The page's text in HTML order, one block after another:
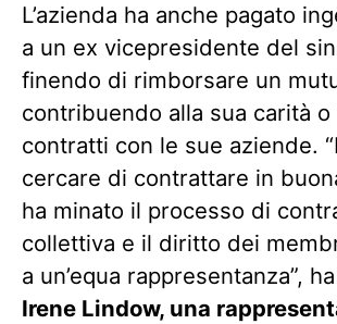
L’azienda ha anche pagato
a un ex vicepresidente del
finendo di rimborsare un
contribuendo alla sua carità
contratti con le sue aziende.
cercare di contrattare in
ha minato il processo di
collettiva e il diritto dei
a un’equa rappresentanza”,
Irene Lindow, una